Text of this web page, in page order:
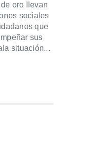
oro llevan
sociales
que
sus
situación...